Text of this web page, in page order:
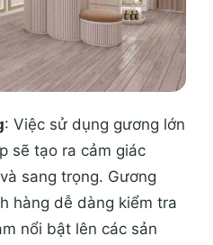
: Việc sử dụng gương lớn
sẽ tạo ra cảm giác
sang trọng. Gương
hàng dễ dàng kiểm tra
nổi bật lên các sản